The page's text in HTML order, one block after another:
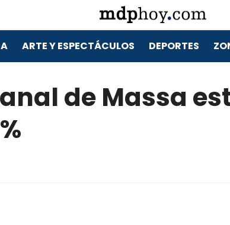
ARTE Y ESPECTÁCULOS DEPORTES
de Massa